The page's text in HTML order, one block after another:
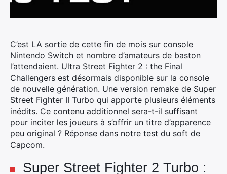
C’est LA sortie de cette fin de mois sur console
Nintendo Switch et nombre d’amateurs de baston
l’attendaient. Ultra Street Fighter 2 : the Final
Challengers est désormais disponible sur la console
de nouvelle génération. Une version remake de Super
Street Fighter II Turbo qui apporte plusieurs éléments
inédits. Ce contenu additionnel sera-t-il suffisant
pour inciter les joueurs à s’offrir un titre d’apparence
peu original ? Réponse dans notre test du soft de
Capcom.
Super Street Fighter 2 Turbo :